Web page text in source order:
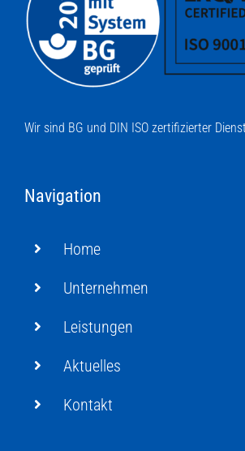
Wir sind BG und DIN ISO zertifizierter
Navigation
Home
Unternehmen
Leistungen
Aktuelles
Kontakt